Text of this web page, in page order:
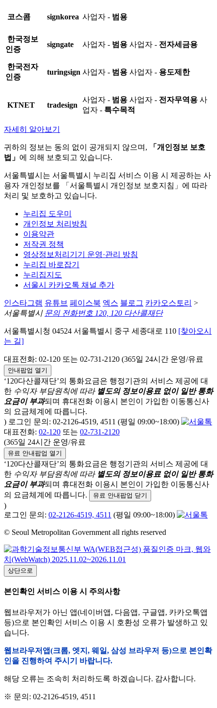
코스콤 signkorea 사업자 - 범용
한국정보
인증
signgate 사업자 - 범용 사업자 - 전자세금용
한국전자
인증
turingsign 사업자 - 범용 사업자 - 용도제한
KTNET tradesign
사업자 - 범용 사업자 - 전자무역용 사
업자 - 특수목적
자세히 알아보기
귀하의 정보는 동의 없이 공개되지 않으며,
「개인정보 보호
법」 에 의해 보호되고 있습니다.
서울특별시는 서울특별시 누리집 서비스 이용 시 제공하는 사
용자 개인정보를 「서울특별시 개인정보 보호지침」에 따라
처리 및 보호하고 있습니다.
누리집 도우미
개인정보 처리방침
이용약관
저작권 정책
영상정보처리기기 운영·관리 방침
누리집 바로잡기
누리집지도
서울시 카카오톡 채널 추가
인스타그램 유튜브 페이스북 엑스 블로그 카카오스토리 >
서울특별시 문의 전화번호 120, 120 다산콜재단
서울특별시청 04524 서울특별시 중구 세종대로 110 [찾아오시
는 길]
대표전화: 02-120 또는 02-731-2120 (365일 24시간 운영/유료
안내팝업 열기
‘120다산콜재단’의 통화요금은 행정기관의 서비스 제공에 대
한 수익자 부담원칙에 따라 별도의 정보이용료 없이 일반 통화
요금이 부과되며 휴대전화 이용시 본인이 가입한 이동통신사
의 요금체계에 따릅니다.
) 로그인 문의: 02-2126-4519, 4511 (평일 09:00~18:00)
대표전화: 02-120 또는 02-731-2120
(365일 24시간 운영/유료
유료 안내팝업 열기
‘120다산콜재단’의 통화요금은 행정기관의 서비스 제공에 대
한 수익자 부담원칙에 따라 별도의 정보이용료 없이 일반 통화
요금이 부과되며 휴대전화 이용시 본인이 가입한 이동통신사
의 요금체계에 따릅니다.
유료 안내팝업 닫기
)
로그인 문의: 02-2126-4519, 4511 (평일 09:00~18:00)
© Seoul Metropolitan Government all rights reserved
상단으로
본인확인 서비스 이용 시 주의사항
웹브라우저가 아닌 앱(네이버앱, 다음앱, 구글앱, 카카오톡앱
등)으로 본인확인 서비스 이용 시 호환성 오류가 발생하고 있
습니다.
웹브라우저앱(크롬, 엣지, 웨일, 삼성 브라우저 등)으로 본인확
인을 진행하여 주시기 바랍니다.
해당 오류는 조속히 처리하도록 하겠습니다. 감사합니다.
※ 문의: 02-2126-4519, 4511